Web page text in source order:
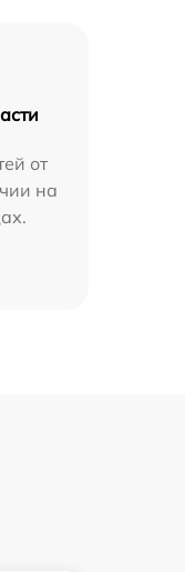
от
на